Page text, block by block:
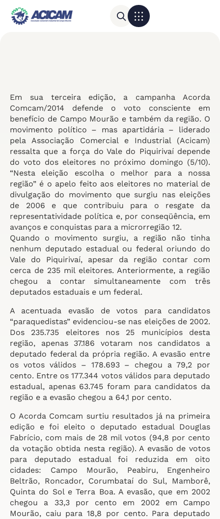
Em sua terceira edição, a campanha Acorda
Comcam/2014 defende o voto consciente em
benefício de Campo Mourão e também da região. O
movimento político – mas apartidária – liderado
pela Associação Comercial e Industrial (Acicam)
ressalta que a força do Vale do Piquirivaí depende
do voto dos eleitores no próximo domingo (5/10).
“Nesta eleição escolha o melhor para a nossa
região” é o apelo feito aos eleitores no material de
divulgação do movimento que surgiu nas eleições
de 2006 e que contribuiu para o resgate da
representatividade política e, por conseqüência, em
avanços e conquistas para a microrregião 12.
Quando o movimento surgiu, a região não tinha
nenhum deputado estadual ou federal oriundo do
Vale do Piquirivaí, apesar da região contar com
cerca de 235 mil eleitores. Anteriormente, a região
chegou a contar simultaneamente com três
deputados estaduais e um federal.
A acentuada evasão de votos para candidatos
“paraquedistas” evidenciou-se nas eleições de 2002.
Dos 235.735 eleitores nos 25 municípios desta
região, apenas 37.186 votaram nos candidatos a
deputado federal da própria região. A evasão entre
os votos válidos – 178.693 – chegou a 79,2 por
cento. Entre os 177.344 votos válidos para deputado
estadual, apenas 63.745 foram para candidatos da
região e a evasão chegou a 64,1 por cento.
O Acorda Comcam surtiu resultados já na primeira
edição e foi eleito o deputado estadual Douglas
Fabrício, com mais de 28 mil votos (94,8 por cento
da votação obtida nesta região). A evasão de votos
para deputado estadual foi reduzida em oito
cidades: Campo Mourão, Peabiru, Engenheiro
Beltrão, Roncador, Corumbataí do Sul, Mamborê,
Quinta do Sol e Terra Boa. A evasão, que em 2002
chegou a 33,3 por cento em 2002 em Campo
Mourão, caiu para 18,8 por cento. Para deputado